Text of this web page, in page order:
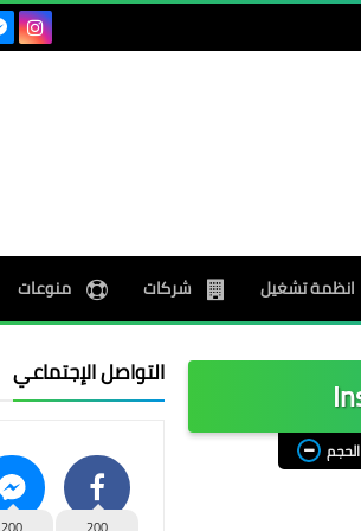
انظمة تشغيل شركات منوعات
الحجم
التواصل الإجتماعي